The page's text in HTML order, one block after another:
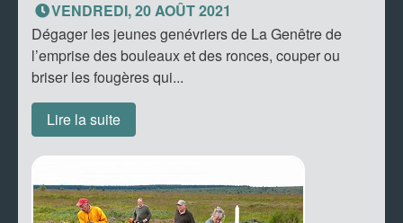
VENDREDI, 20 AOÛT 2021
Dégager les jeunes genévriers de La Genêtre de
l’emprise des bouleaux et des ronces, couper ou
briser les fougères qui...
Lire la suite